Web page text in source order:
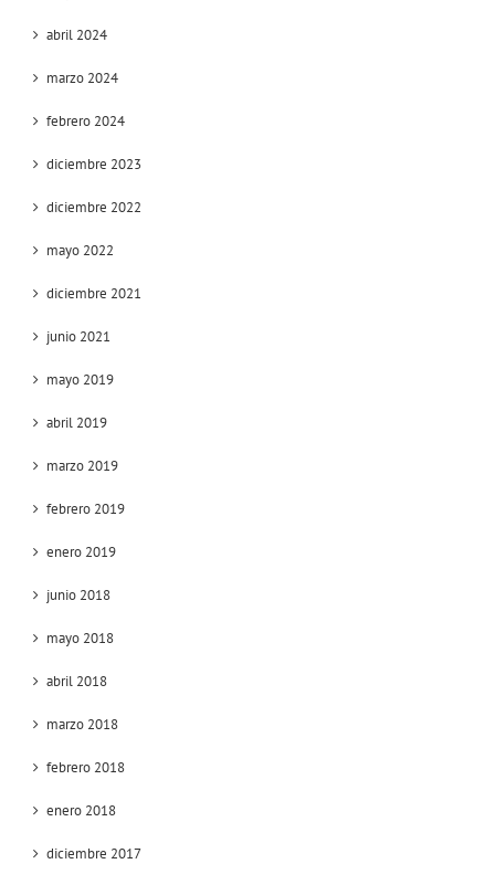
abril 2024
marzo 2024
febrero 2024
diciembre 2023
diciembre 2022
mayo 2022
diciembre 2021
junio 2021
mayo 2019
abril 2019
marzo 2019
febrero 2019
enero 2019
junio 2018
mayo 2018
abril 2018
marzo 2018
febrero 2018
enero 2018
diciembre 2017